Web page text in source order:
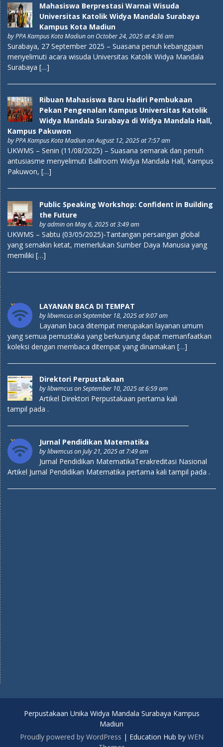
Mahasiswa Berprestasi Warnai Wisuda
Universitas Katolik Widya Mandala Surabaya
Kampus Kota Madiun
byPPA Kampus Kota Madiunon October 24, 2025 at 4:36 am
Surabaya, 27 September 2025 – Suasana penuh kebanggaan
menyelimuti acara wisuda Universitas Katolik Widya Mandala
Surabaya […]
Ribuan Mahasiswa Baru Hadiri Pembukaan
Pekan Pengenalan Kampus Universitas Katolik
Widya Mandala Surabaya di Widya Mandala Hall,
Kampus Pakuwon
byPPA Kampus Kota Madiunon August 12, 2025 at 7:57 am
UKWMS – Senin (11/08/2025) – Suasana semarak dan penuh
antusiasme menyelimuti Ballroom Widya Mandala Hall, Kampus
Pakuwon, […]
Public Speaking Workshop: Confident in Building
the Future
byadminon May 6, 2025 at 3:49 am
UKWMS – Sabtu (03/05/2025)-Tantangan persaingan global
yang semakin ketat, memerlukan Sumber Daya Manusia yang
memiliki […]
LAYANAN BACA DI TEMPAT
bylibwmcuson September 18, 2025 at 9:07 am
Layanan baca ditempat merupakan layanan umum
yang semua pemustaka yang berkunjung dapat memanfaatkan
koleksi dengan membaca ditempat yang dinamakan […]
Direktori Perpustakaan
bylibwmcuson September 10, 2025 at 6:59 am
Artikel Direktori Perpustakaan pertama kali
tampil pada .
Jurnal Pendidikan Matematika
bylibwmcuson July 21, 2025 at 7:49 am
Jurnal Pendidikan MatematikaTerakreditasi Nasional
Artikel Jurnal Pendidikan Matematika pertama kali tampil pada .
Perpustakaan Unika Widya Mandala Surabaya Kampus
Madiun
Proudly powered by WordPress | Education Hub by WEN